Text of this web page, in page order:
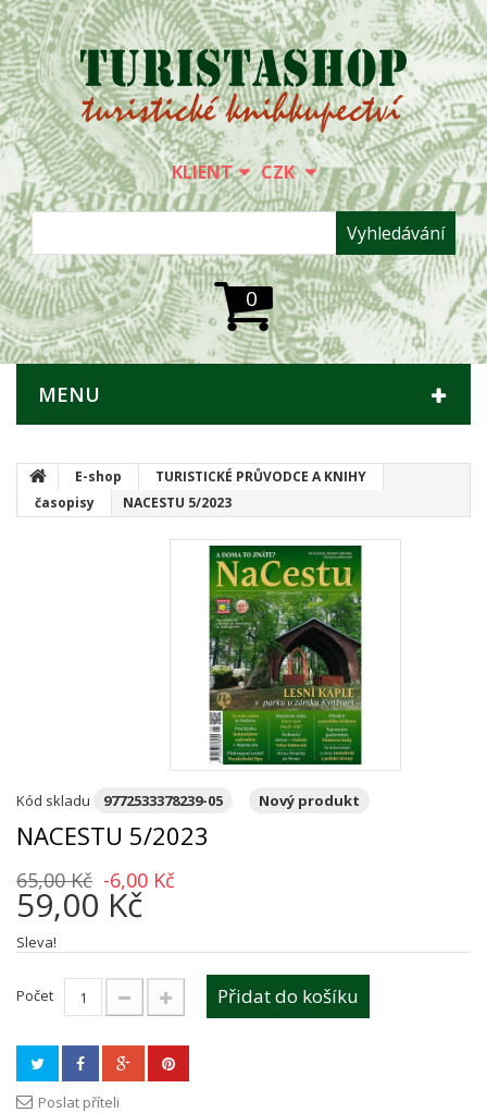
KLIENT CZK
Vyhledávání
0
MENU
E-shop
TURISTICKÉ PRŮVODCE A KNIHY
časopisy
NACESTU 5/2023
Kód skladu 9772533378239-05 Nový produkt
NACESTU 5/2023
65,00 Kč -6,00 Kč
59,00 Kč
Sleva!
Počet Přidat do košíku
Poslat příteli